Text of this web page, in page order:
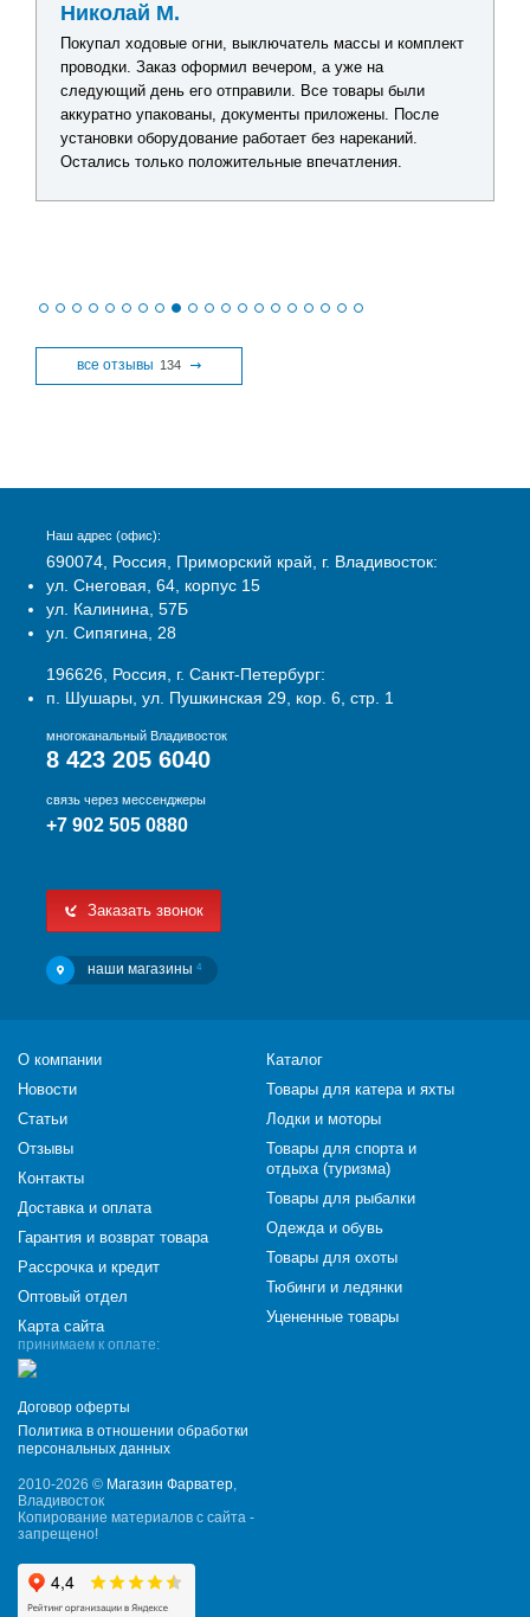
Николай М.
Покупал ходовые огни, выключатель массы и комплект
проводки. Заказ оформил вечером, а уже на
следующий день его отправили. Все товары были
аккуратно упакованы, документы приложены. После
установки оборудование работает без нареканий.
Остались только положительные впечатления.
все отзывы 134
Наш адрес (офис):
690074, Россия, Приморский край, г. Владивосток:
ул. Снеговая, 64, корпус 15
ул. Калинина, 57Б
ул. Сипягина, 28
196626, Россия, г. Санкт-Петербург:
п. Шушары, ул. Пушкинская 29, кор. 6, стр. 1
многоканальный Владивосток
8 423 205 6040
связь через мессенджеры
+7 902 505 0880
Заказать звонок
наши магазины 4
принимаем к оплате:
Договор оферты
Политика в отношении обработки
персональных данных
2010-2026 © Магазин Фарватер,
Владивосток
Копирование материалов с сайта -
запрещено!
О компании
Новости
Статьи
Отзывы
Контакты
Доставка и оплата
Гарантия и возврат товара
Рассрочка и кредит
Оптовый отдел
Карта сайта
Каталог
Товары для катера и яхты
Лодки и моторы
Товары для спорта и
отдыха (туризма)
Товары для рыбалки
Одежда и обувь
Товары для охоты
Тюбинги и ледянки
Уцененные товары